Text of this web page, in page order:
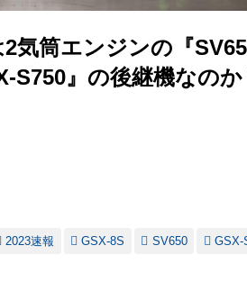
2気筒エンジンの『
S750』の後継機なの
2023速報 GSX-8S SV650 GSX-